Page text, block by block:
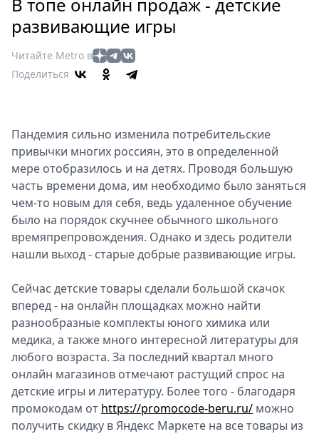
Россия
Здоровье
Еда
Театр
Кино
Афиша
Книги
Выставки
Пресс-
релизы
Metro
Стримы
Спецпроекты
Звезды
Выборы
2026
Скачай
Metro
развивающие игры
Читайте Metro в
Поделиться
Пандемия сильно изменила потребительские
привычки многих россиян, это в определенной
мере отобразилось и на детях. Проводя большую
часть времени дома, им необходимо было заняться
чем-то новым для себя, ведь удаленное обучение
было на порядок скучнее обычного школьного
времяпрепровождения. Однако и здесь родители
нашли выход - старые добрые развивающие игры.
Сейчас детские товары сделали большой скачок
вперед - на онлайн площадках можно найти
разнообразные комплекты юного химика или
медика, а также много интересной литературы для
любого возраста. За последний квартал много
онлайн магазинов отмечают растущий спрос на
детские игры и литературу. Более того - благодаря
промокодам от https://promocode-beru.ru/ можно
получить скидку в Яндекс Маркете на все товары из